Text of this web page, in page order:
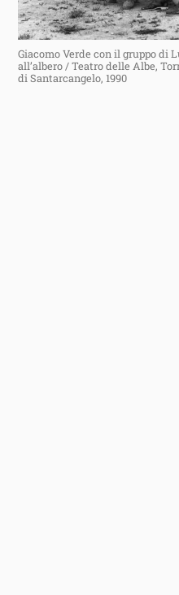
Giacomo Verde con il gruppo di
all’albero / Teatro delle Albe,
di Santarcangelo, 1990